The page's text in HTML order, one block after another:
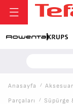
Anasayfa /
Parçaları
/ Süpürge